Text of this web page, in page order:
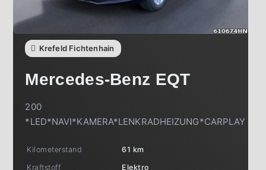
Krefeld Fichtenhain
Mercedes-Benz EQT
200
*LED*NAVI*KAMERA*LENKRADHEIZUNG*CARPLAY
Kilometerstand
61 km
Kraftstoff
Elektro